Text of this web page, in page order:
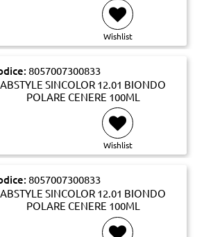
Wishlist
8057007300833
ABSTYLE SINCOLOR 12.01 BIONDO
POLARE CENERE 100ML
Wishlist
8057007300833
ABSTYLE SINCOLOR 12.01 BIONDO
POLARE CENERE 100ML